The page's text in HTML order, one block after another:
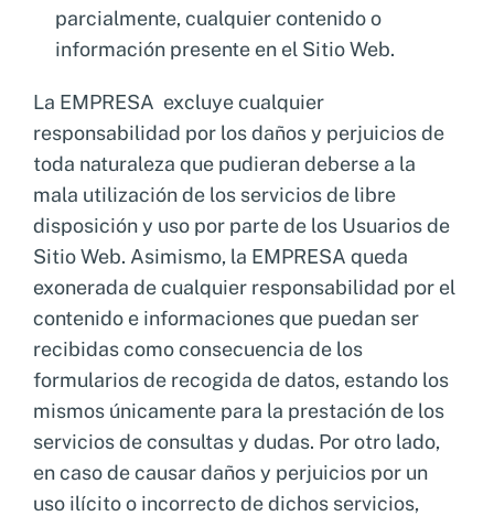
parcialmente, cualquier contenido o
información presente en el Sitio Web.
La EMPRESA excluye cualquier
responsabilidad por los daños y perjuicios de
toda naturaleza que pudieran deberse a la
mala utilización de los servicios de libre
disposición y uso por parte de los Usuarios de
Sitio Web. Asimismo, la EMPRESA queda
exonerada de cualquier responsabilidad por el
contenido e informaciones que puedan ser
recibidas como consecuencia de los
formularios de recogida de datos, estando los
mismos únicamente para la prestación de los
servicios de consultas y dudas. Por otro lado,
en caso de causar daños y perjuicios por un
uso ilícito o incorrecto de dichos servicios,